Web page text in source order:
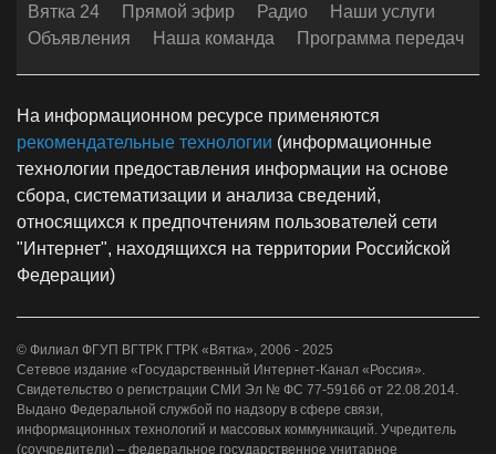
Вятка 24
Прямой эфир Радио
Наши услуги
Объявления
Наша команда Программа передач
На информационном ресурсе применяются
рекомендательные технологии (информационные
технологии предоставления информации на основе
сбора, систематизации и анализа сведений,
относящихся к предпочтениям пользователей сети
"Интернет", находящихся на территории Российской
Федерации)
© Филиал ФГУП ВГТРК ГТРК «Вятка», 2006 - 2025
Сетевое издание «Государственный Интернет-Канал «Россия».
Свидетельство о регистрации СМИ Эл № ФС 77-59166 от 22.08.2014.
Выдано Федеральной службой по надзору в сфере связи,
информационных технологий и массовых коммуникаций. Учредитель
(соучредители) – федеральное государственное унитарное